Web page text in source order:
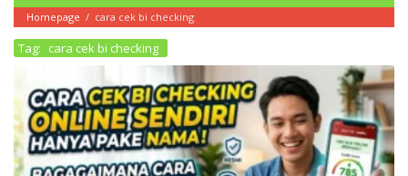
Homepage / cara cek bi checking
Tag: cara cek bi checking